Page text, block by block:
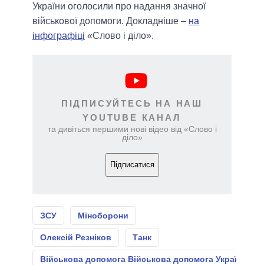
України оголосили про надання значної
військової допомоги. Докладніше – на
інфографіці «Слово і діло».
ПІДПИСУЙТЕСЬ НА НАШ
YOUTUBE КАНАЛ
та дивіться першими нові відео від «Слово і
діло»
Підписатися
ЗСУ Міноборони
Олексій Резніков Танк
Військова допомога Військова допомога Україні